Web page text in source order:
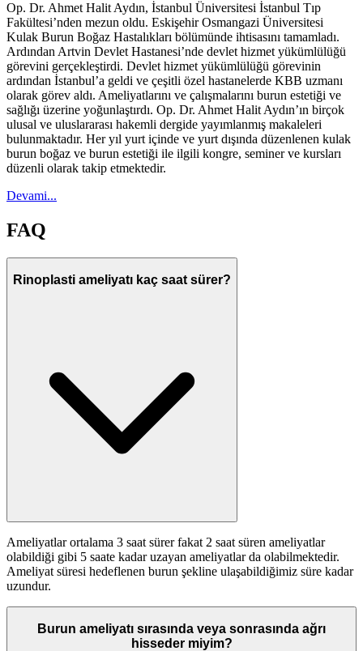
Op. Dr. Ahmet Halit Aydın, İstanbul Üniversitesi İstanbul Tıp
Fakültesi’nden mezun oldu. Eskişehir Osmangazi Üniversitesi
Kulak Burun Boğaz Hastalıkları bölümünde ihtisasını tamamladı.
Ardından Artvin Devlet Hastanesi’nde devlet hizmet yükümlülüğü
görevini gerçekleştirdi. Devlet hizmet yükümlülüğü görevinin
ardından İstanbul’a geldi ve çeşitli özel hastanelerde KBB uzmanı
olarak görev aldı. Ameliyatlarını ve çalışmalarını burun estetiği ve
sağlığı üzerine yoğunlaştırdı. Op. Dr. Ahmet Halit Aydın’ın birçok
ulusal ve uluslararası hakemli dergide yayımlanmış makaleleri
bulunmaktadır. Her yıl yurt içinde ve yurt dışında düzenlenen kulak
burun boğaz ve burun estetiği ile ilgili kongre, seminer ve kursları
düzenli olarak takip etmektedir.
Devami...
FAQ
Rinoplasti ameliyatı kaç saat sürer?
Ameliyatlar ortalama 3 saat sürer fakat 2 saat süren ameliyatlar
olabildiği gibi 5 saate kadar uzayan ameliyatlar da olabilmektedir.
Ameliyat süresi hedeflenen burun şekline ulaşabildiğimiz süre kadar
uzundur.
Burun ameliyatı sırasında veya sonrasında ağrı
hisseder miyim?